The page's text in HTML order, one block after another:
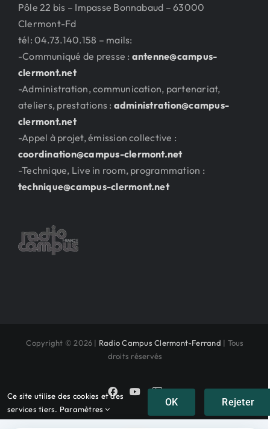
Pôle 22 bis – Impasse Bonnabaud – 63000
Clermont-Fd
tél: 04.73.140.158 – mails:
-Communiqué de presse : antenne@campus-
clermont.net
-Administration, communication, partenariat,
ateliers, prestations : administration@campus-
clermont.net
-Appel à projet, émission collective :
coordination@campus-clermont.net
-Technique, Live in room, programmation :
technique@campus-clermont.net
Copyright © 2026 | Radio Campus Clermont-Ferrand | Tous
droits réservés
FacebookYouTubeInstagram
Ce site utilise des cookies et des
services tiers. Paramètres
OK Rejeter